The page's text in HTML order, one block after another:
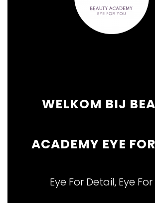
WELKOM BIJ
ACADEMY EYE
Eye For Detail, Eye